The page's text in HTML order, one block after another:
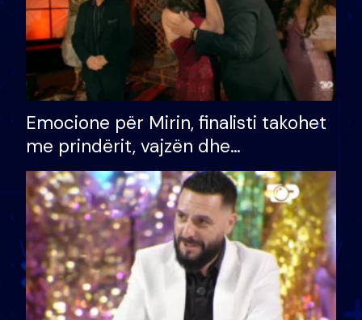
Emocione për Mirin, finalisti takohet
me prindërit, vajzën dhe
bashkëshorten: S’kemi ndonjë letër
divorci apo jo?